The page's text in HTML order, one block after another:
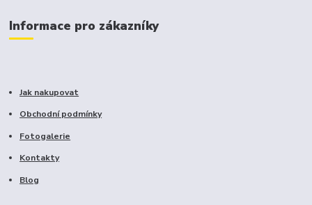
Informace pro zákazníky
Jak nakupovat
Obchodní podmínky
Fotogalerie
Kontakty
Blog